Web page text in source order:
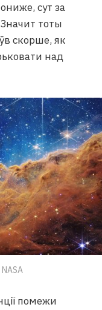
сут за
тоты
скорше, як
над
помежи